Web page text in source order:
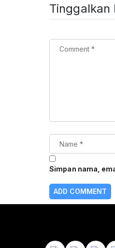
Tinggalkan
Simpan nama,